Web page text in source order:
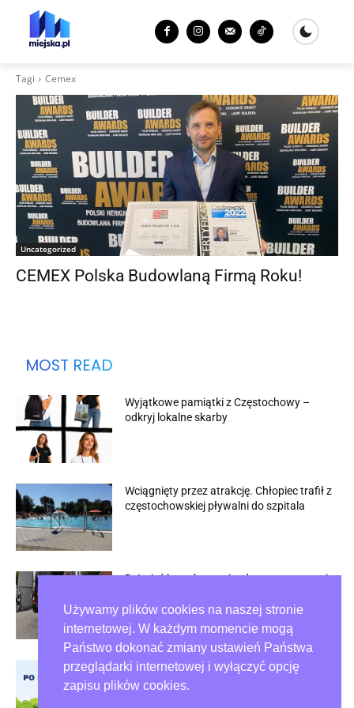
Używamy plików cookies na naszej stronie
internetowej. W każdym momencie mogą
Państwo dokonać zmiany ustawień Państwa
przeglądarki internetowej i wyłączyć opcję
zapisu plików cookies.
Tagi Cemex
Uncategorized
CEMEX Polska Budowlaną Firmą Roku!
MOST READ
Wyjątkowe pamiątki z Częstochowy –
odkryj lokalne skarby
Wciągnięty przez atrakcję. Chłopiec trafił z
częstochowskiej pływalni do szpitala
Dziesięć lat zakazu wjazdu po zatrzymaniu
Psie odchody na trawnikach wciąż
problemem w Częstochowie